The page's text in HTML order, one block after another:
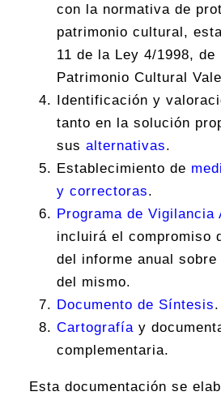
con la normativa de
patrimonio cultural,
11 de la Ley 4/1998, de
Patrimonio Cultural
Identificación y
tanto en la solución
sus alternativas.
Establecimiento de
y correctoras.
Programa de Vigilancia
incluirá el compromiso
del informe anual
del mismo.
Documento de Síntesis.
Cartografíay
complementaria.
Esta documentación se